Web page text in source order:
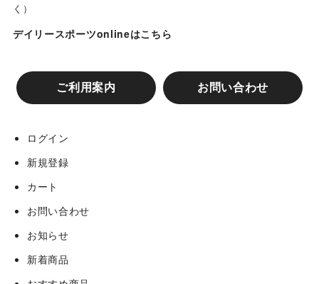
く）
デイリースポーツonlineはこちら
ご利用案内 お問い合わせ
ログイン
新規登録
カート
お問い合わせ
お知らせ
新着商品